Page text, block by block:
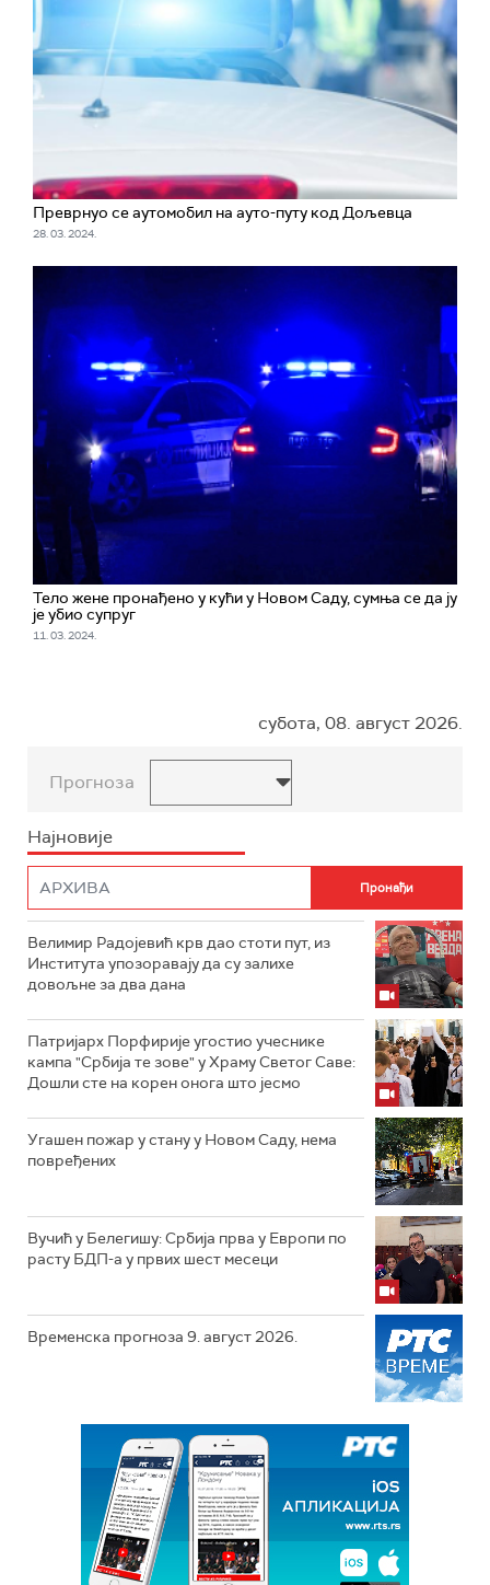
Преврнуо се аутомобил на ауто-путу код Дољевца
28. 03. 2024.
Тело жене пронађено у кући у Новом Саду, сумња се да ју
је убио супруг
11. 03. 2024.
субота, 08. август 2026.
Прогноза
Најновије
Велимир Радојевић крв дао стоти пут, из
Института упозоравају да су залихе
довољне за два дана
Патријарх Порфирије угостио учеснике
кампа "Србија те зове" у Храму Светог Саве:
Дошли сте на корен онога што јесмо
Угашен пожар у стану у Новом Саду, нема
повређених
Вучић у Белегишу: Србија прва у Европи по
расту БДП-а у првих шест месеци
Временска прогноза 9. август 2026.